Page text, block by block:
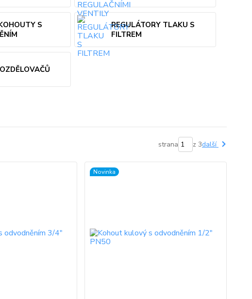
S
REGULÁTORY TLAKU S
FILTREM
strana z 3další
Novinka